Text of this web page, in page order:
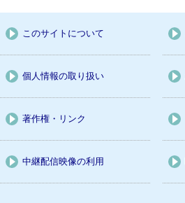
このサイトについて
個人情報の取り扱い
著作権・リンク
中継配信映像の利用